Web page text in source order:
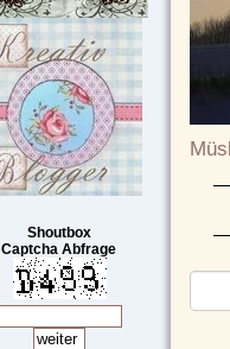
Shoutbox
Captcha Abfrage